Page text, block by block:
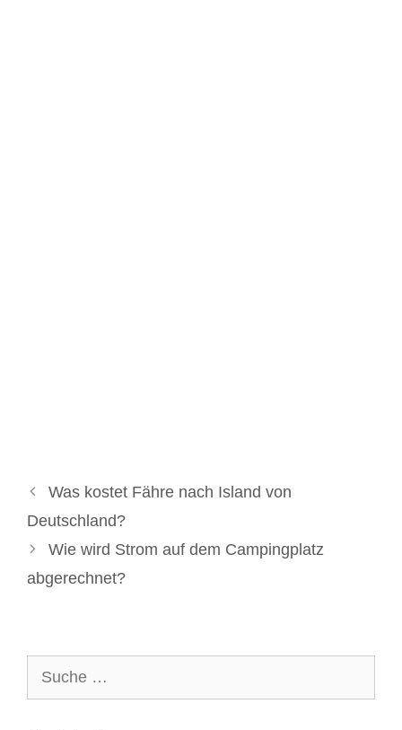
Was kostet Fähre nach Island von
Deutschland?
Wie wird Strom auf dem Campingplatz
abgerechnet?
nach: